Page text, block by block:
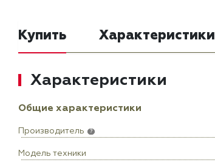
Купить Характеристики
Характеристики
Общие характеристики
Производитель ?
Модель техники